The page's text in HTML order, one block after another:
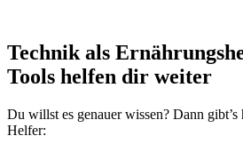
Technik als
Tools helfen dir weiter
Du willst es genauer wissen? Dann
Helfer: